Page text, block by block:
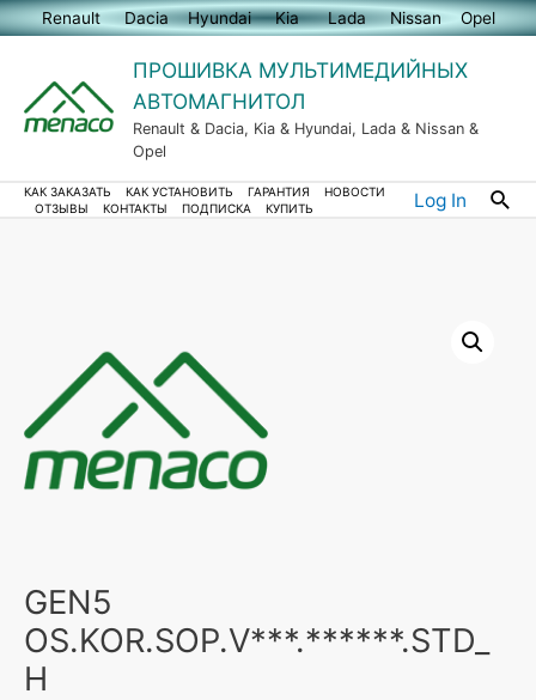
Renault Dacia Hyundai Kia Lada Nissan Opel
ПРОШИВКА МУЛЬТИМЕДИЙНЫХ
АВТОМАГНИТОЛ
Renault & Dacia, Kia & Hyundai, Lada & Nissan &
Opel
КАК ЗАКАЗАТЬ КАК УСТАНОВИТЬ ГАРАНТИЯ
НОВОСТИ
ОТЗЫВЫ
КОНТАКТЫ ПОДПИСКА КУПИТЬ Log In
GEN5
OS.KOR.SOP.V***.******.STD_
H